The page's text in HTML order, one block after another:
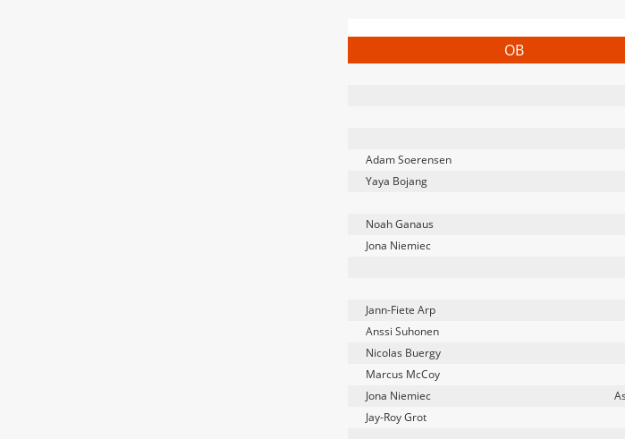
OB
Adam Soerensen
Yaya Bojang
Noah Ganaus
Jona Niemiec
Jann-Fiete Arp
Anssi Suhonen
Nicolas Buergy
Marcus McCoy
Jona Niemiec
Jay-Roy Grot